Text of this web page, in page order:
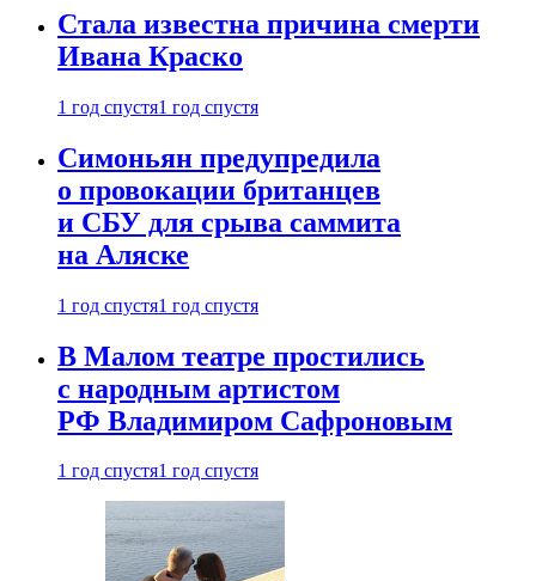
Стала известна причина смерти
Ивана Краско
1 год спустя1 год спустя
Симоньян предупредила
о провокации британцев
и СБУ для срыва саммита
на Аляске
1 год спустя1 год спустя
В Малом театре простились
с народным артистом
РФ Владимиром Сафроновым
1 год спустя1 год спустя